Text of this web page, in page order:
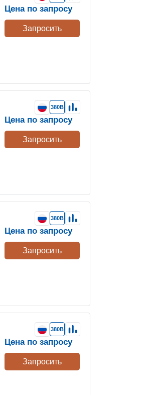
Цена по запросу
Запросить
380В
Цена по запросу
Запросить
380В
Цена по запросу
Запросить
380В
Цена по запросу
Запросить